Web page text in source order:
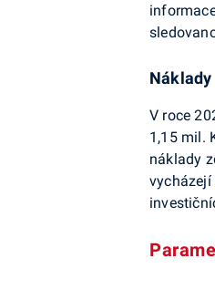
Náklady
V roce
1,15 mil.
náklady
vycházejí